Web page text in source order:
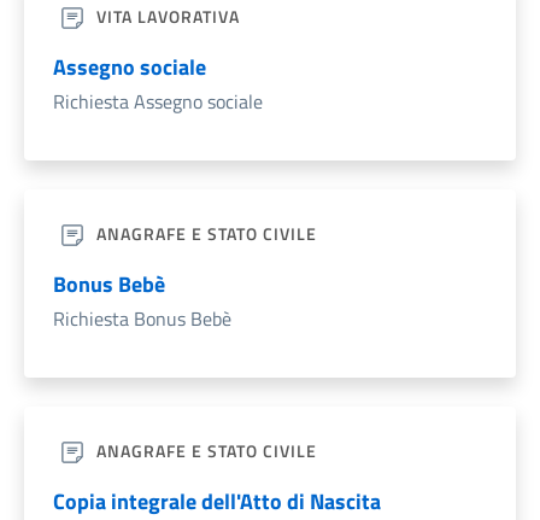
VITA LAVORATIVA
Assegno sociale
Richiesta Assegno sociale
ANAGRAFE E STATO CIVILE
Bonus Bebè
Richiesta Bonus Bebè
ANAGRAFE E STATO CIVILE
Copia integrale dell'Atto di Nascita